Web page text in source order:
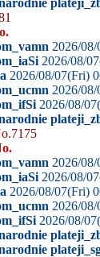
2026/
2026/08/
2026/08/07(Fri)
2026/
2026/08/
2026/
2026/08/
2026/08/07(Fri)
2026/
2026/08/